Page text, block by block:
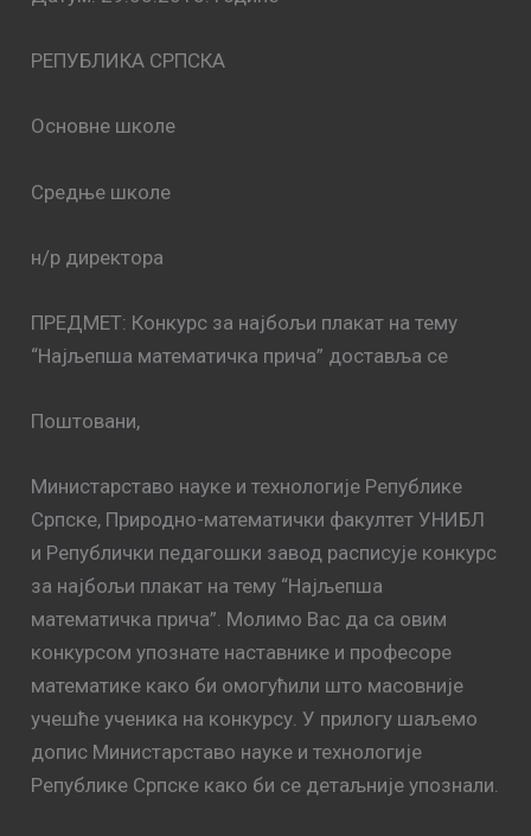
РЕПУБЛИКА СРПСКА
Основне школе
Средње школе
н/р директора
ПРЕДМЕТ: Конкурс за најбољи плакат на тему
“Најљепша математичка прича” доставља се
Поштовани,
Министарставо науке и технологије Републике
Српске, Природно-математички факултет УНИБЛ
и Републички педагошки завод расписује конкурс
за најбољи плакат на тему “Најљепша
математичка прича”. Молимо Вас да са овим
конкурсом упознате наставнике и професоре
математике како би омогућили што масовније
учешће ученика на конкурсу. У прилогу шаљемо
допис Министарставо науке и технологије
Републике Српске како би се детаљније упознали.